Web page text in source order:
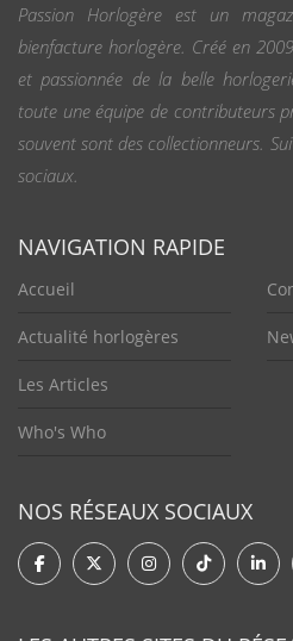
Passion Horlogère est un
bienfacture horlogère. Créé en
et passionnée de la belle
toute une équipe de contributeurs
souvent sont des collectionneurs.
sociaux.
NAVIGATION RAPIDE
Accueil
Actualité horlogères
Les Articles
Who's Who
NOS RÉSEAUX SOCIAUX